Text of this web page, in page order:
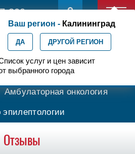
300
Ваш регион - Калининград
ДА ДРУГОЙ РЕГИОН
услуг и цен зависит
выбранного города
Протонная терапия
Амбулаторная онкология
Отзывы